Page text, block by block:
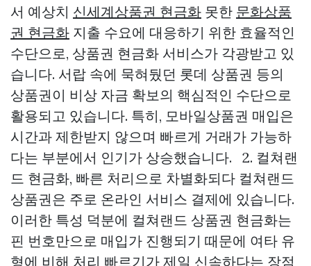
서 예상치 신세계상품권 현금화 못한 문화상품
권 현금화 지출 수요에 대응하기 위한 효율적인
수단으로, 상품권 현금화 서비스가 각광받고 있
습니다. 서랍 속에 묵혀뒀던 롯데 상품권 등의
상품권이 비상 자금 확보의 핵심적인 수단으로
활용되고 있습니다. 특히, 모바일상품권 매입은
시간과 제한받지 않으며 빠르게 거래가 가능하
다는 부분에서 인기가 상승했습니다. 2. 컬쳐랜
드 현금화, 빠른 처리으로 차별화되다 컬쳐랜드
상품권은 주로 온라인 서비스 결제에 있습니다.
이러한 특성 덕분에 컬쳐랜드 상품권 현금화는
핀 번호만으로 매입가 진행되기 때문에 여타 유
형에 비해 처리 빠르기가 제일 신속하다는 장점